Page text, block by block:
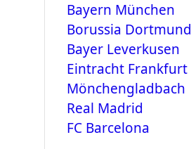
Bayern München
Borussia Dortmund
Bayer Leverkusen
Eintracht Frankfurt
Mönchengladbach
Real Madrid
FC Barcelona